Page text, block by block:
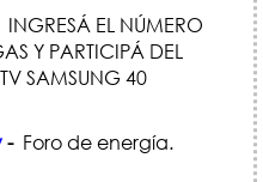
INGRESÁ EL NÚMERO
Y PARTICIPÁ DEL
SAMSUNG 40
-Foro de energía.